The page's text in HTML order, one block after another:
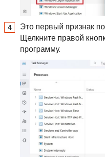
Это первый признак
Щелкните правой
программу.